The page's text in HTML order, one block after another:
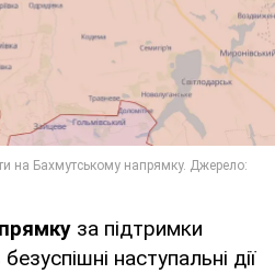
за підтримки
наступальні дії